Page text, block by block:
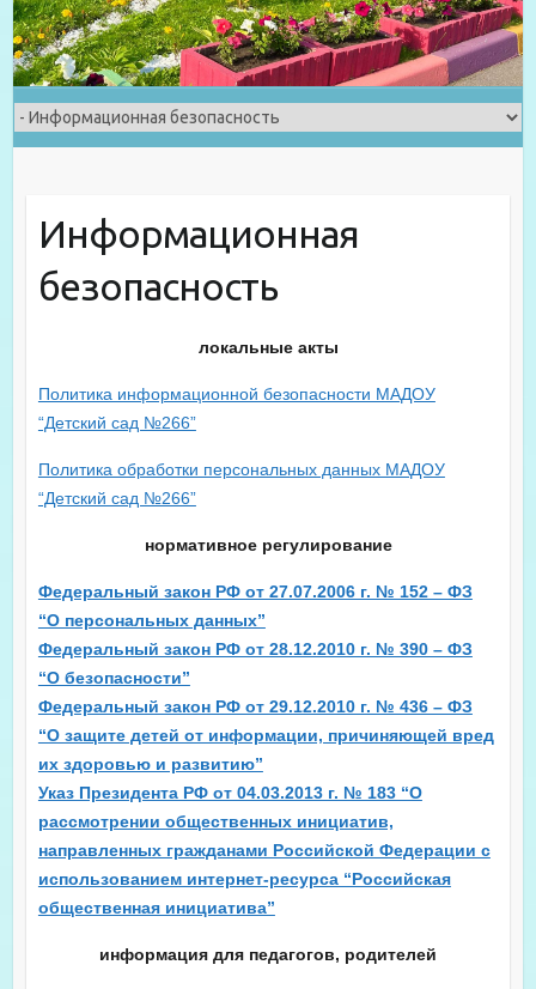
Информационная
безопасность
локальные акты
Политика информационной безопасности МАДОУ
“Детский сад №266”
Политика обработки персональных данных МАДОУ
“Детский сад №266”
нормативное регулирование
Федеральный закон РФ от 27.07.2006 г. № 152 – ФЗ
“О персональных данных”
Федеральный закон РФ от 28.12.2010 г. № 390 – ФЗ
“О безопасности”
Федеральный закон РФ от 29.12.2010 г. № 436 – ФЗ
“О защите детей от информации, причиняющей вред
их здоровью и развитию”
Указ Президента РФ от 04.03.2013 г. № 183 “О
рассмотрении общественных инициатив,
направленных гражданами Российской Федерации с
использованием интернет-ресурса “Российская
общественная инициатива”
информация для педагогов, родителей